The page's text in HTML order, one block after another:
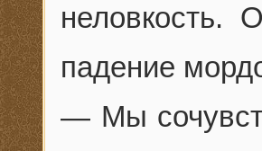
неловкость.
падение
— Мы